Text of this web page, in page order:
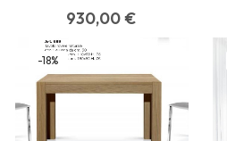
930,00€
-18%